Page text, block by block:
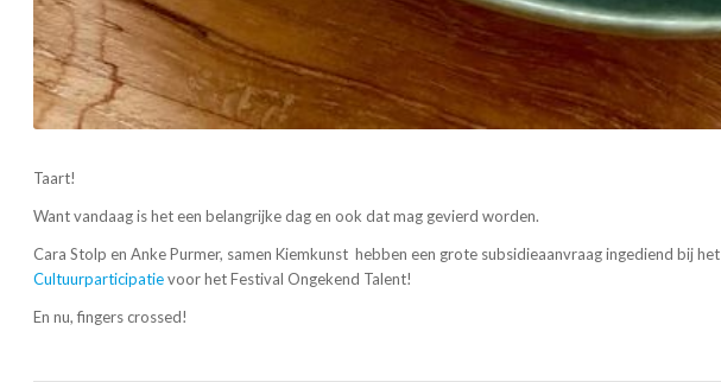
Taart!
Want vandaag is het een belangrijke dag en ook dat mag gevierd worden.
Cara Stolp en Anke Purmer, samen Kiemkunst hebben een grote subsidieaanvraag ingediend bij het
Cultuurparticipatievoor het Festival Ongekend Talent!
En nu, fingers crossed!